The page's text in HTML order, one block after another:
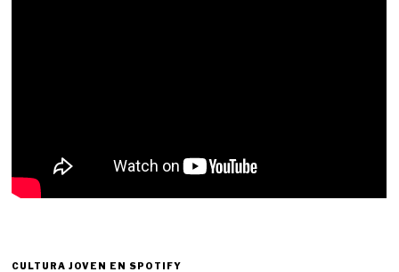
CULTURA JOVEN EN SPOTIFY